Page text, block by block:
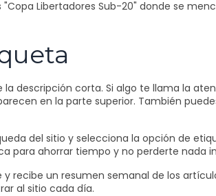
Libertadores Sub-20" donde se
descripción corta. Si algo te llama la
en la parte superior. También
del sitio y selecciona la opción de
para ahorrar tiempo y no perderte nada
recibe un resumen semanal de los
al sitio cada día.